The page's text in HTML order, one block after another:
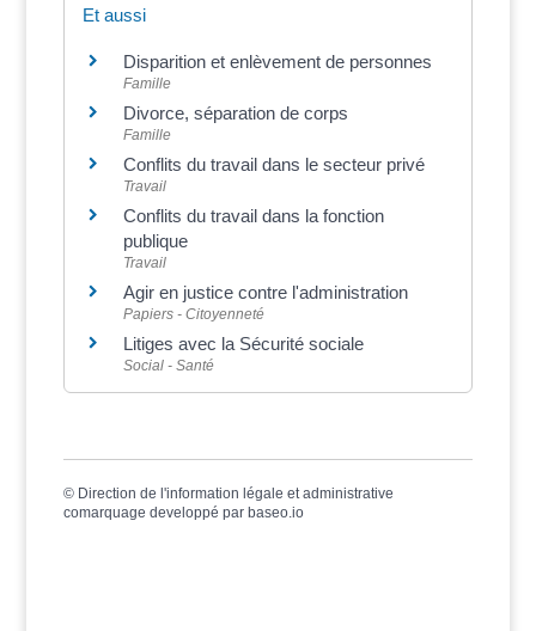
Et aussi
Disparition et enlèvement de personnes
Famille
Divorce, séparation de corps
Famille
Conflits du travail dans le secteur privé
Travail
Conflits du travail dans la fonction
publique
Travail
Agir en justice contre l'administration
Papiers - Citoyenneté
Litiges avec la Sécurité sociale
Social - Santé
© Direction de l'information légale et administrative
comarquage developpé par baseo.io